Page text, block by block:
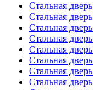
Стальная
Стальная
Стальная
Стальная
Стальная
Стальная
Стальная
Стальная